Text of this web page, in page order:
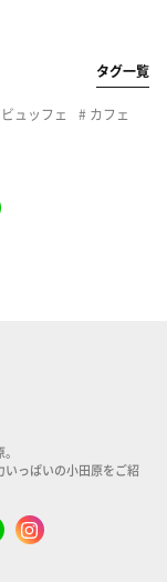
タグ一覧
ビュッフェ
カフェ
いっぱいの小田原をご紹